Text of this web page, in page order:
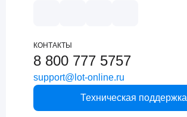
КОНТАКТЫ
8 800 777 5757
support@lot-online.ru
Техническая поддержка